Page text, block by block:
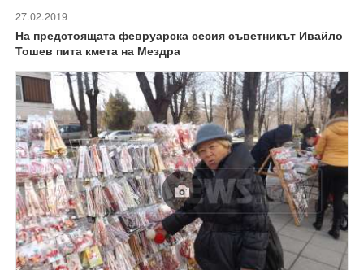
27.02.2019
На предстоящата февруарска сесия съветникът Ивайло
Тошев пита кмета на Мездра